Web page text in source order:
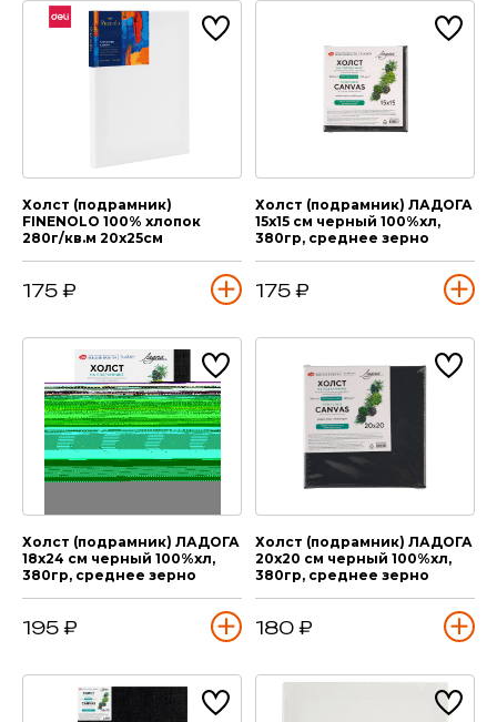
Холст (подрамник)
FINENOLO 100% хлопок
280г/кв.м 20х25см
175 ₽
Холст (подрамник) ЛАДОГА
15х15 см черный 100%хл,
380гр, среднее зерно
175 ₽
Холст (подрамник) ЛАДОГА
18х24 см черный 100%хл,
380гр, среднее зерно
195 ₽
Холст (подрамник) ЛАДОГА
20х20 см черный 100%хл,
380гр, среднее зерно
180 ₽